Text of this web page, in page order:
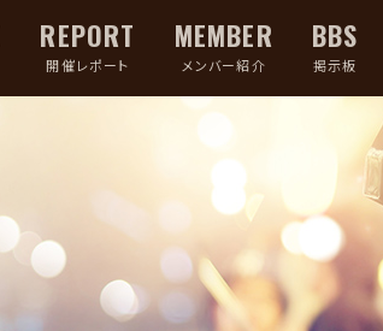
REPORT
開催レポート
MEMBER
メンバー紹介
BBS
掲示板